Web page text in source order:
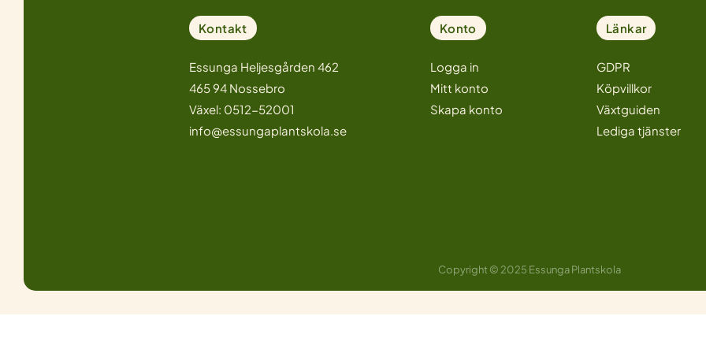
Kontakt
Essunga Heljesgården 462
465 94 Nossebro
Växel: 0512-52001
info@essungaplantskola.se
Konto
Logga in
Mitt konto
Skapa konto
Länkar
GDPR
Köpvillkor
Växtguiden
Lediga tjänster
Copyright © 2025 Essunga Plantskola